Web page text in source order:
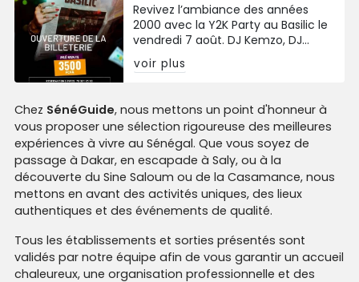
Revivez l’ambiance des années
2000 avec la Y2K Party au Basilic le
vendredi 7 août. DJ Kemzo, DJ
Rignsei et DJ Nesta aux platines.
Prévente à 3 500 FCFA.
voir plus
Chez SénéGuide, nous mettons un point d'honneur à
vous proposer une sélection rigoureuse des meilleures
expériences à vivre au Sénégal. Que vous soyez de
passage à Dakar, en escapade à Saly, ou à la
découverte du Sine Saloum ou de la Casamance, nous
mettons en avant des activités uniques, des lieux
authentiques et des événements de qualité.
Tous les établissements et sorties présentés sont
validés par notre équipe afin de vous garantir un accueil
chaleureux, une organisation professionnelle et des